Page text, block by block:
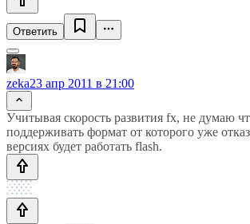
Ответить
zeka23 апр 2011 в 21:00
Учитывая скорость развития fx, не думаю
поддерживать формат от которого уже
версиях будет работать flash.